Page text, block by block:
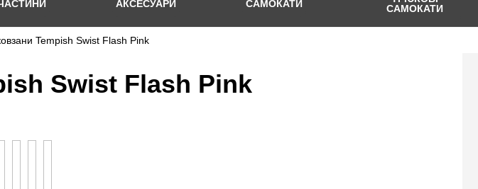
АКСЕСУАРИ САМОКАТИ
САМОКАТИ
Tempish Swist Flash Pink
Swist Flash Pink